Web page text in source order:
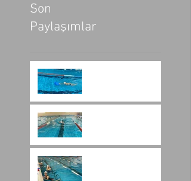
Son
Paylaşımlar